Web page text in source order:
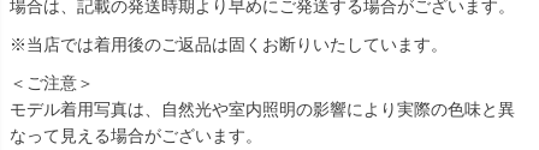
場合は、記載の発送時期より早めにご発送する場合がございます。
※当店では着用後のご返品は固くお断りいたしています。
＜ご注意＞
モデル着用写真は、自然光や室内照明の影響により実際の色味と異
なって見える場合がございます。